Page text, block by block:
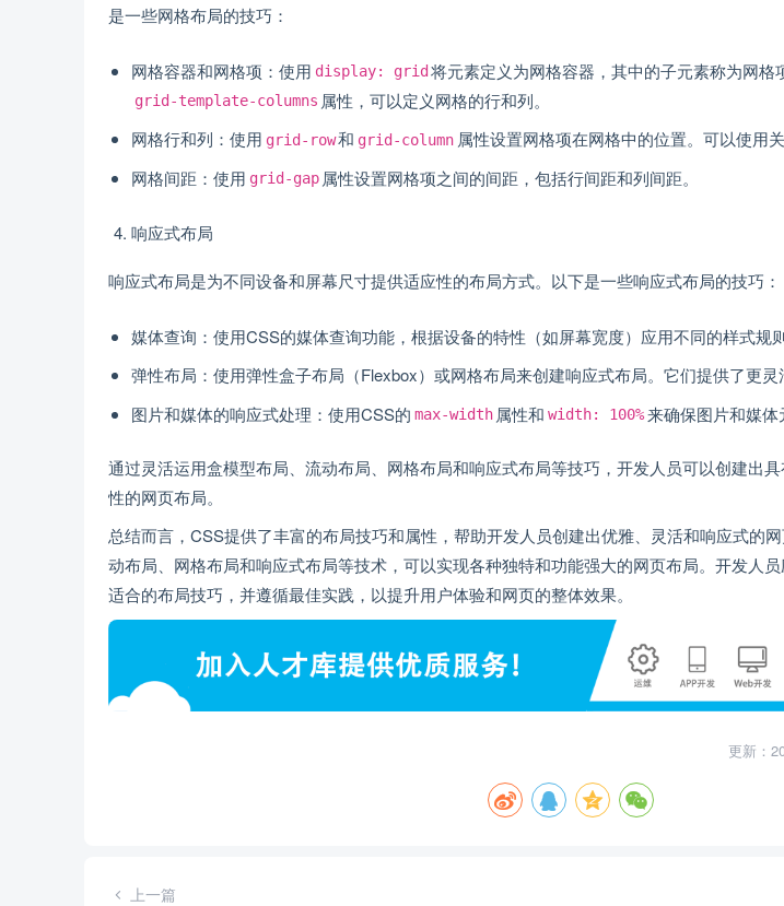
是一些网格布局的技巧：
网格容器和网格项：使用 display: grid 将元素定义为网格容器，其中的子元素称为网格
grid-template-columns 属性，可以定义网格的行和列。
网格行和列：使用 grid-row和 grid-column 属性设置网格项在网格中的位置。可以使用
网格间距：使用 grid-gap 属性设置网格项之间的间距，包括行间距和列间距。
响应式布局
响应式布局是为不同设备和屏幕尺寸提供适应性的布局方式。以下是一些响应式布局的技巧：
媒体查询：使用CSS的媒体查询功能，根据设备的特性（如屏幕宽度）应用不同的样式规则
弹性布局：使用弹性盒子布局（Flexbox）或网格布局来创建响应式布局。它们提供了更灵
图片和媒体的响应式处理：使用CSS的 max-width 属性和 width: 100%来确保图片和媒体
通过灵活运用盒模型布局、流动布局、网格布局和响应式布局等技巧，开发人员可以创建出
性的网页布局。
总结而言，CSS提供了丰富的布局技巧和属性，帮助开发人员创建出优雅、灵活和响应式的
动布局、网格布局和响应式布局等技术，可以实现各种独特和功能强大的网页布局。开发人
适合的布局技巧，并遵循最佳实践，以提升用户体验和网页的整体效果。
更新：
上一篇